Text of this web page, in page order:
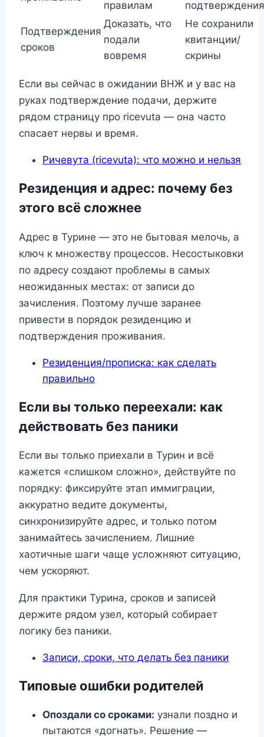
правилам подтверждения
Подтверждения
сроков
Доказать, что
подали
вовремя
Не сохранили
квитанции/
скрины
Если вы сейчас в ожидании ВНЖ и у вас на
руках подтверждение подачи, держите
рядом страницу про ricevuta — она часто
спасает нервы и время.
Ричевута (ricevuta): что можно и нельзя
Резиденция и адрес: почему без
этого всё сложнее
Адрес в Турине — это не бытовая мелочь, а
ключ к множеству процессов. Несостыковки
по адресу создают проблемы в самых
неожиданных местах: от записи до
зачисления. Поэтому лучше заранее
привести в порядок резиденцию и
подтверждения проживания.
Резиденция/прописка: как сделать
правильно
Если вы только переехали: как
действовать без паники
Если вы только приехали в Турин и всё
кажется «слишком сложно», действуйте по
порядку: фиксируйте этап иммиграции,
аккуратно ведите документы,
синхронизируйте адрес, и только потом
занимайтесь зачислением. Лишние
хаотичные шаги чаще усложняют ситуацию,
чем ускоряют.
Для практики Турина, сроков и записей
держите рядом узел, который собирает
логику без паники.
Записи, сроки, что делать без паники
Типовые ошибки родителей
Опоздали со сроками: узнали поздно и
пытаются «догнать». Решение —